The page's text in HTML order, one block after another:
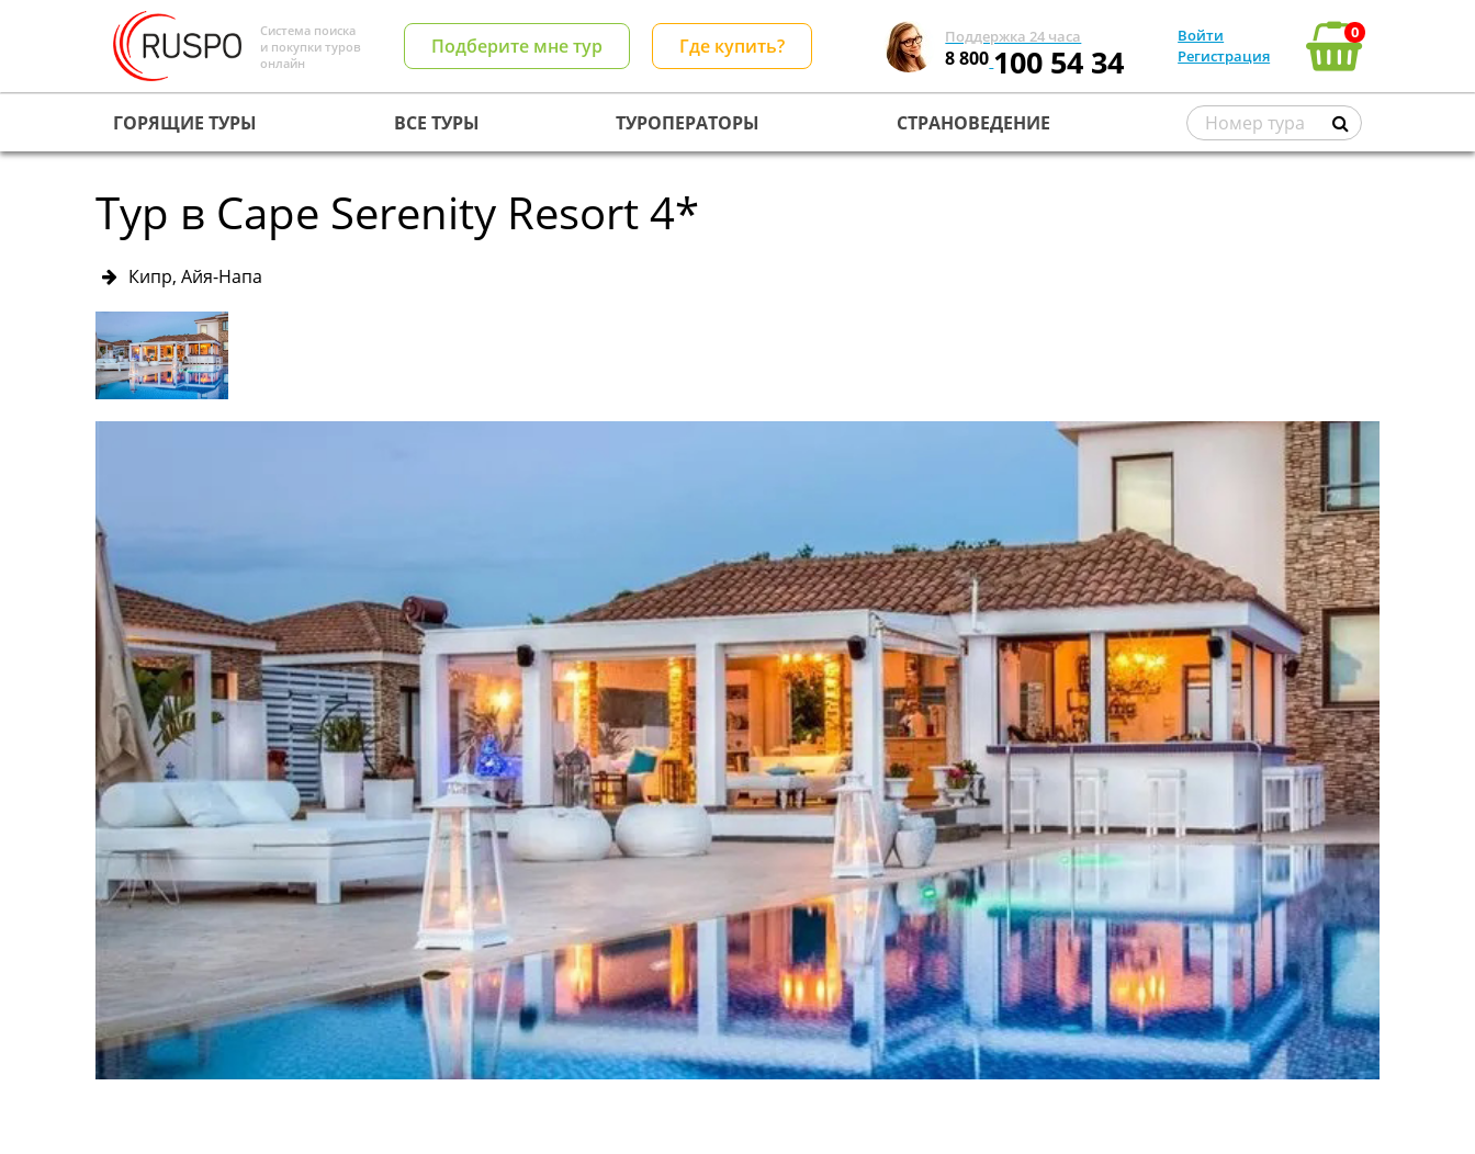
Система поиска
и покупки туров
онлайн
Подберите мне тур Где купить? Поддержка 24 часа
8 800100 54 34
Войти
Регистрация
0
ГОРЯЩИЕ ТУРЫ ВСЕ ТУРЫ ТУРОПЕРАТОРЫ СТРАНОВЕДЕНИЕ
Тур в Cape Serenity Resort 4*
Кипр, Айя-Напа